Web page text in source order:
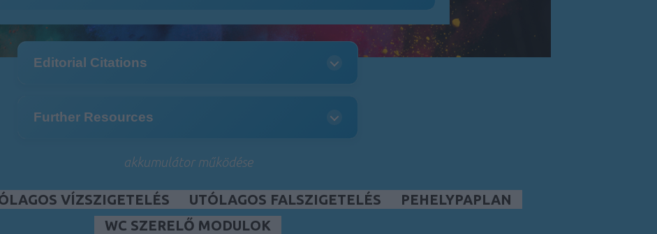
Editorial Citations
Further Resources
akkumulátor működése
VÍZSZIGETELÉS UTÓLAGOS FALSZIGETELÉS
PEHELYPAPLAN
WC SZERELŐ MODULOK